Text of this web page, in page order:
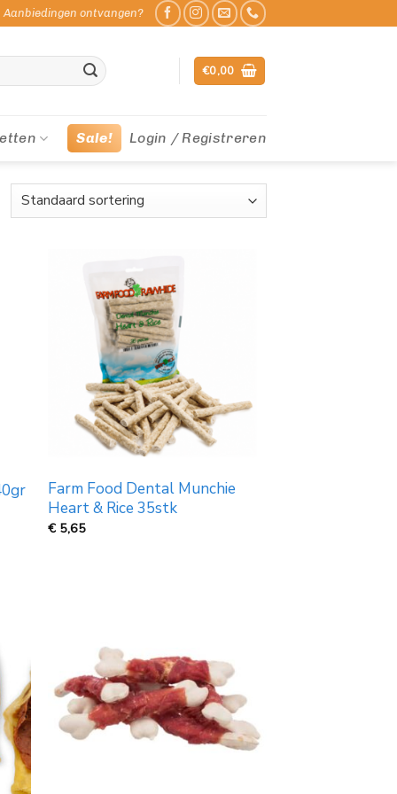
Aanbiedingen ontvangen?
€0,00
Sale! Login / Registreren
Farm Food Dental Munchie
Heart & Rice 35stk
€ 5,65